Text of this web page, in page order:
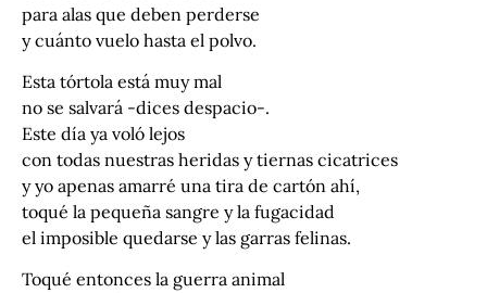
para alas que deben perderse
y cuánto vuelo hasta el polvo.
Esta tórtola está muy mal
no se salvará -dices despacio-.
Este día ya voló lejos
con todas nuestras heridas y tiernas cicatrices
y yo apenas amarré una tira de cartón ahí,
toqué la pequeña sangre y la fugacidad
el imposible quedarse y las garras felinas.
Toqué entonces la guerra animal